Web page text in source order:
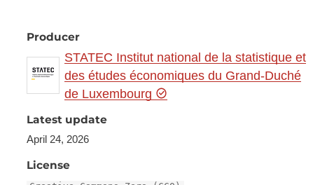
Producer
STATEC Institut national de la statistique et
des études économiques du Grand-Duché
de Luxembourg
Latest update
April 24, 2026
License